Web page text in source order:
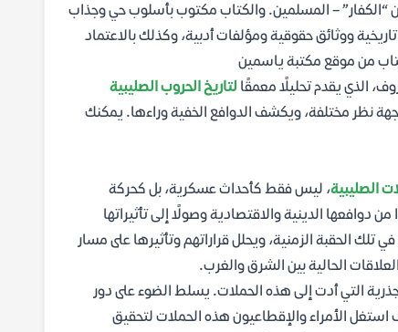
“الكفار” – المسلمين. والكتاب مكتوب بأسلوب حي وجذاب
ووثائق حقوقية ومؤلفات أدبية، وكذلك بالاعتماد
من موقع مكتبة ياسمين
الذي يقدم تحليلًا معمقًا لتاريخ الحروب الصليبية
نظر مختلفة، ويكشف الدوافع الخفية وراءها. يمكنك
الصليبية، ليس فقط كأحداث عسكرية، بل كحركة
الدينية والاقتصادية وصولًا إلى تأثيراتها
الحقبة الزمنية، ويحلل قراراتهم وتأثيرها على مسار
الحالية بين الشرق والغرب.
التي أدت إلى هذه الحملات. يسلط الضوء على دور
الأمراء والإقطاعيون هذه الحملات لتحقيق